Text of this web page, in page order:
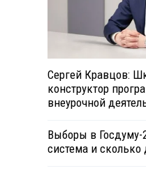
Сергей Кравцов:
конструктор
внеурочной
Выборы в Госдуму-
система и сколько